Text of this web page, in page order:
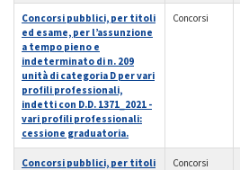
Concorsi pubblici, per titoli
ed esame, per l’assunzione
a tempo pieno e
indeterminato di n. 209
unità di categoria D per vari
profili professionali,
indetti con D.D. 1371_2021 -
vari profili professionali:
cessione graduatoria.
Concorsi
Concorsi pubblici, per titoli
Concorsi